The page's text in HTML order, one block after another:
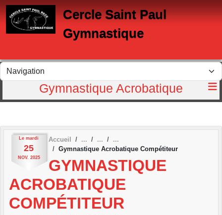
Cercle Saint Paul
Gymnastique
Gymnastique Acrobatique
Le mardi
25
NOV. 2025
Accueil
Gymnastique Acrobatique Compétiteur
GYMNASTIQUE
ACROBATIQUE
COMPÉTITEUR
Panneau de gestion des cookies